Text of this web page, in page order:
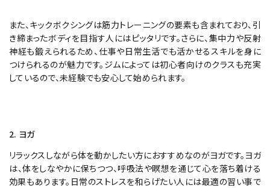
また、キックボクシングは筋力トレーニングの要素も含まれており、引
き締まったボディを目指す人にはピッタリです。さらに、集中力や反射
神経も鍛えられるため、仕事や日常生活でも活かせるスキルを身に
つけられるのが魅力です。ジムによっては初心者向けのクラスも充実
しているので、未経験でも安心して始められます。
2. ヨガ
リラックスしながら体を動かしたい方におすすめなのがヨガです。ヨガ
は、体をしなやかに保ちつつ、呼吸法や瞑想を通じて心を落ち着ける
効果もあります。日常のストレスを和らげたい人には最適の習い事で